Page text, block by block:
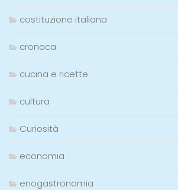
costituzione italiana
cronaca
cucina e ricette
cultura
Curiosità
economia
enogastronomia